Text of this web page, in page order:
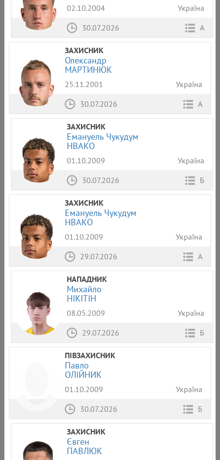
02.10.2004
Україна
30.07.2026
А
ЗАХИСНИК
Олександр
МАРТИНЮК
25.11.2001
Україна
30.07.2026
А
ЗАХИСНИК
Емануель Чукудум
НВАКО
01.10.2009
Україна
30.07.2026
Б
ЗАХИСНИК
Емануель Чукудум
НВАКО
01.10.2009
Україна
29.07.2026
А
НАПАДНИК
Михайло
НІКІТІН
08.05.2009
Україна
29.07.2026
Б
ПІВЗАХИСНИК
Павло
ОЛІЙНИК
01.10.2009
Україна
30.07.2026
Б
ЗАХИСНИК
Євген
ПАВЛЮК